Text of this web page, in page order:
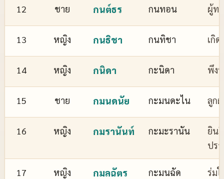
12 ชาย กนต์ธร กนทอน ผู้ท
13 หญิง กนธิชา กนทิชา เกิด
14 หญิง กนิดา กะนิดา พึง
15 ชาย กมนดนัย กะมนดะไน ลูก
16 หญิง กมรานันท์ กะมะรานัน
ยิน
ปร
17 หญิง กมลฉัตร กะมนฉัด ร่มใ